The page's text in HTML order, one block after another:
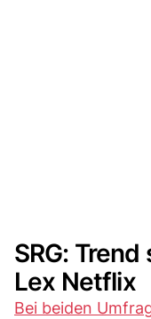
SRG:
Lex Netflix
Bei beiden